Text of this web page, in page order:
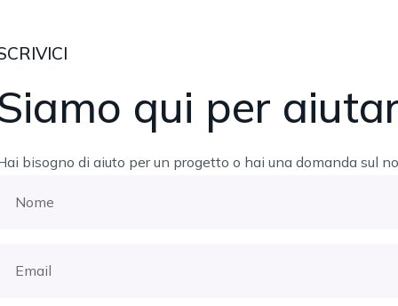
qui per
bisogno di aiuto per un progetto o hai una domanda sul